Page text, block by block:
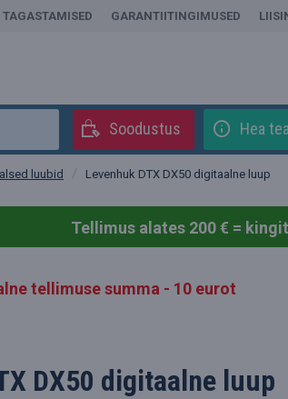
TAGASTAMISED GARANTIITINGIMUSED
Soodustus Hea
luubid Levenhuk DTX DX50 digitaalne luup
Tellimus alates 200 € =
tellimuse summa - 10 eurot
DX50 digitaalne luup